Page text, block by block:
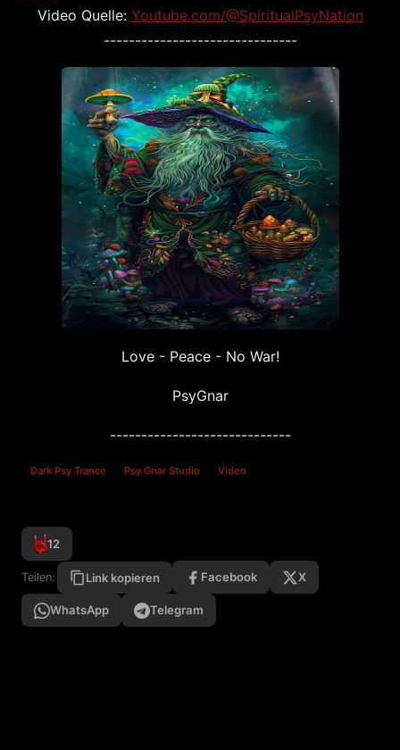
Video Quelle: Youtube.com/@SpiritualPsyNation
-------------------------------
Love - Peace - No War!
PsyGnar
-----------------------------
Dark Psy Trance Psy Gnar Studio Video
12
Teilen: Link kopieren Facebook X
WhatsApp Telegram